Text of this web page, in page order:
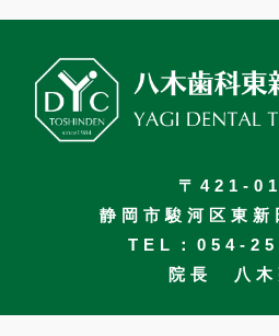
〒421-
静岡市駿河区東
TEL：054-
院長 八木